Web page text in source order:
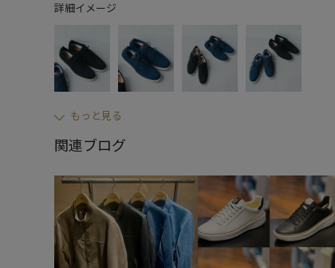
詳細イメージ
もっと見る
関連ブログ